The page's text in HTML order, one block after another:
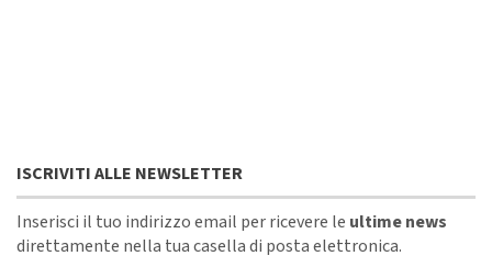
ISCRIVITI ALLE NEWSLETTER
Inserisci il tuo indirizzo email per ricevere le ultime news
direttamente nella tua casella di posta elettronica.